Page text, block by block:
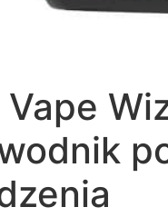
Vape